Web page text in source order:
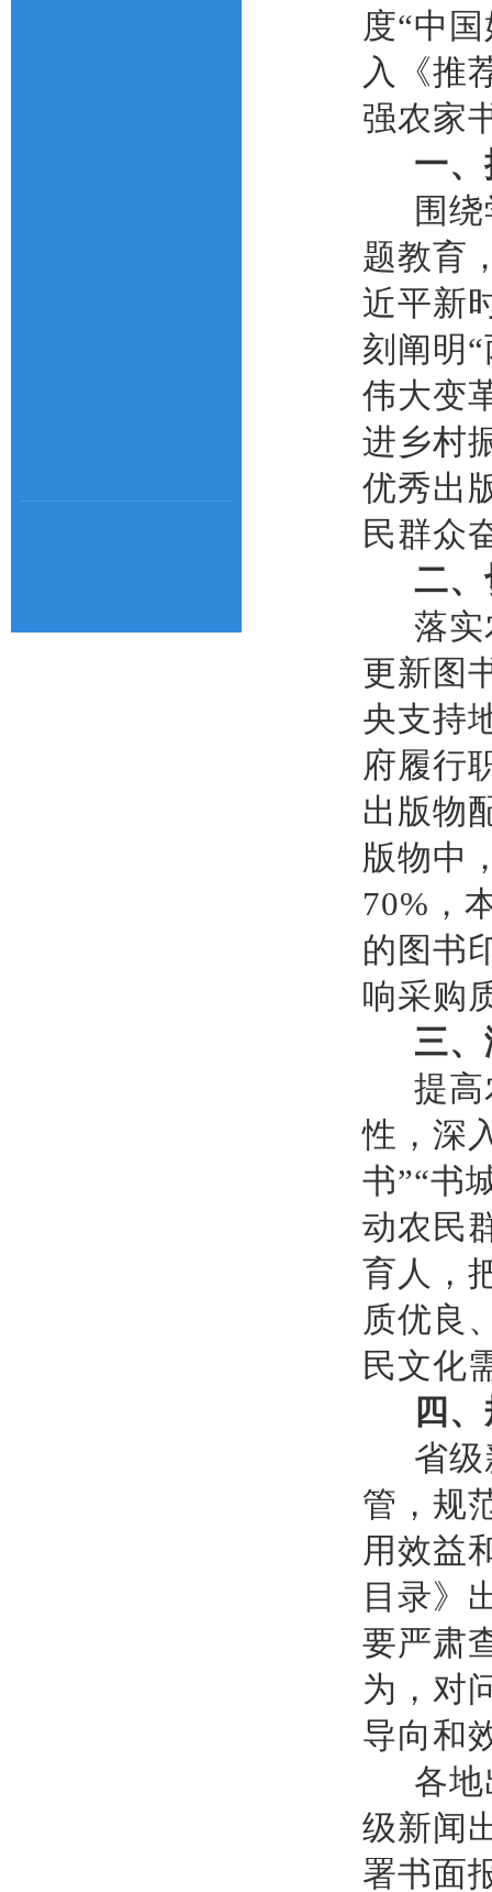
度“中
入《推
强农家
一
围
题教育
近平新
刻阐明
伟大变
进乡村
优秀出
民群众
二
落
更新图
央支持
府履行
出版物
版物中
70% ，
的图书
响采购
三
提
性，深
书”“书
动农民
育人，
质优良
民文化
四
省
管，规
用效益
目录》
要严肃
为，对
导向和
各
级新闻
署书面